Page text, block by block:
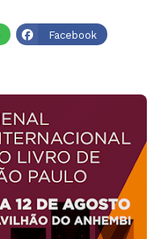
Facebook